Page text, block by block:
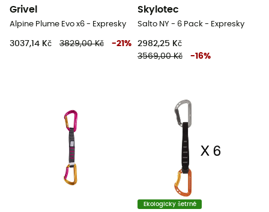
Grivel
Alpine Plume Evo x6 - Expresky
3037,14 Kč 3829,00 Kč -21 %
Skylotec
Salto NY - 6 Pack - Expresky
2982,25 Kč
3569,00 Kč
-16%
Ekologicky šetrné